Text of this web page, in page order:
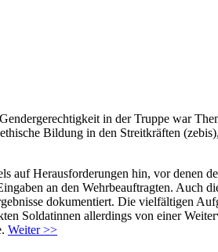
in der Truppe war
Bildung in den Streitkräften
auf Herausforderungen hin, vor denen
an den Wehrbeauftragten. Auch
dokumentiert. Die vielfältigen
Soldatinnen allerdings von einer
Weiter >>